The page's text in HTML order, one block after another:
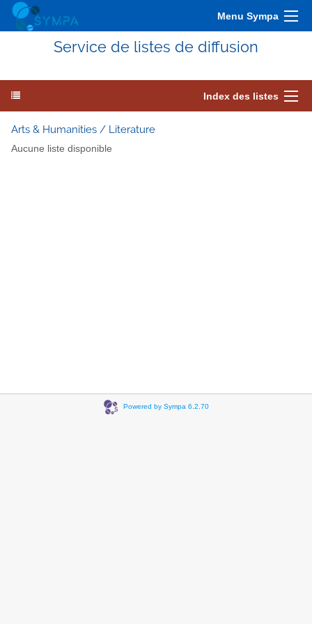
Menu Sympa
Service de listes de diffusion
Index des listes
Arts & Humanities / Literature
Aucune liste disponible
Powered by Sympa 6.2.70